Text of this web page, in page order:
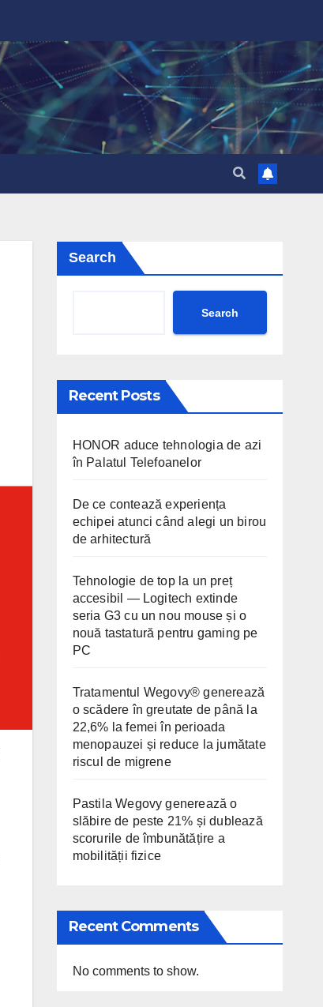
Search
Search
Recent Posts
HONOR aduce tehnologia de azi
în Palatul Telefoanelor
De ce contează experiența
echipei atunci când alegi un birou
de arhitectură
Tehnologie de top la un preț
accesibil — Logitech extinde
seria G3 cu un nou mouse și o
nouă tastatură pentru gaming pe
PC
Tratamentul Wegovy® generează
o scădere în greutate de până la
22,6% la femei în perioada
menopauzei și reduce la jumătate
riscul de migrene
Pastila Wegovy generează o
slăbire de peste 21% și dublează
scorurile de îmbunătățire a
mobilității fizice
Recent Comments
No comments to show.